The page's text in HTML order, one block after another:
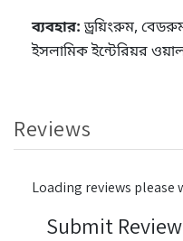
ব্যবহার:ড্রয়িংরুম,
ইসলামিক ইন্টেরিয়র
Reviews
Loading reviews please
Submit Review